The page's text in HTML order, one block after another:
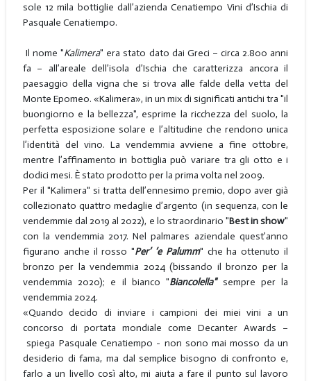
sole 12 mila bottiglie dall’azienda Cenatiempo Vini d’Ischia di
Pasquale Cenatiempo.
Il nome "Kalimera" era stato dato dai Greci – circa 2.800 anni
fa – all’areale dell’isola d’Ischia che caratterizza ancora il
paesaggio della vigna che si trova alle falde della vetta del
Monte Epomeo. «Kalimera», in un mix di significati antichi tra "il
buongiorno e la bellezza", esprime la ricchezza del suolo, la
perfetta esposizione solare e l’altitudine che rendono unica
l’identità del vino. La vendemmia avviene a fine ottobre,
mentre l’affinamento in bottiglia può variare tra gli otto e i
dodici mesi. È stato prodotto per la prima volta nel 2009.
Per il "Kalimera" si tratta dell’ennesimo premio, dopo aver già
collezionato quattro medaglie d’argento (in sequenza, con le
vendemmie dal 2019 al 2022), e lo straordinario "Best in show"
con la vendemmia 2017. Nel palmares aziendale quest’anno
figurano anche il rosso "Per’ ‘e Palumm" che ha ottenuto il
bronzo per la vendemmia 2024 (bissando il bronzo per la
vendemmia 2020); e il bianco "Biancolella"sempre per la
vendemmia 2024.
«Quando decido di inviare i campioni dei miei vini a un
concorso di portata mondiale come Decanter Awards –
spiega Pasquale Cenatiempo - non sono mai mosso da un
desiderio di fama, ma dal semplice bisogno di confronto e,
farlo a un livello così alto, mi aiuta a fare il punto sul lavoro